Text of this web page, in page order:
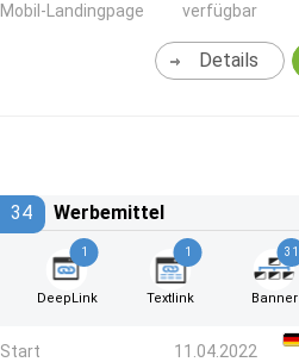
Mobil-Landingpage
verfügbar
Details
34 Werbemittel
1
DeepLink
1
Textlink
31
Banner
Start
11.04.2022